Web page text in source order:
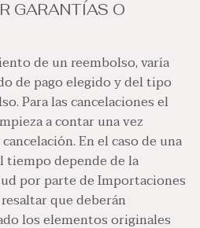
GARANTÍAS O
de un reembolso, varía
de pago elegido y del tipo
Para las cancelaciones el
a contar una vez
En el caso de una
tiempo depende de la
por parte de Importaciones
que deberán
los elementos originales